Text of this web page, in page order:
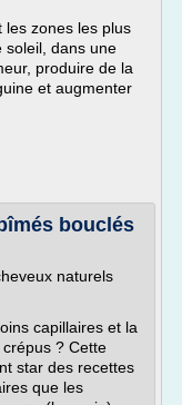
les zones les plus
soleil, dans une
produire de la
et augmenter
bouclés
naturels
capillaires et la
? Cette
star des recettes
que les